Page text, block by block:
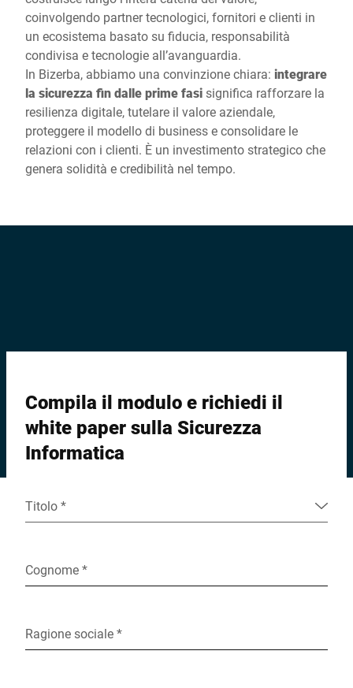
coinvolgendo partner tecnologici, fornitori e clienti in
un ecosistema basato su fiducia, responsabilità
condivisa e tecnologie all’avanguardia.
In Bizerba, abbiamo una convinzione chiara: integrare
la sicurezza fin dalle prime fasi significa rafforzare la
resilienza digitale, tutelare il valore aziendale,
proteggere il modello di business e consolidare le
relazioni con i clienti. È un investimento strategico che
genera solidità e credibilità nel tempo.
Compila il modulo e richiedi il
white paper sulla Sicurezza
Informatica
Titolo *
Cognome *
Ragione sociale *